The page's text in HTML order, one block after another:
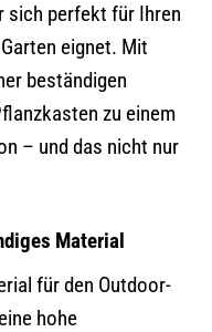
sich perfekt für Ihren
eignet. Mit
beständigen
zu einem
– und das nicht nur
Material
für den Outdoor-
hohe